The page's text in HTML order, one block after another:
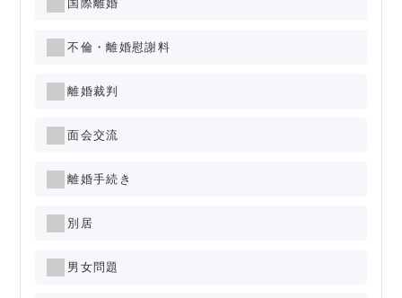
国際離婚
不倫・離婚慰謝料
離婚裁判
面会交流
離婚手続き
別居
男女問題